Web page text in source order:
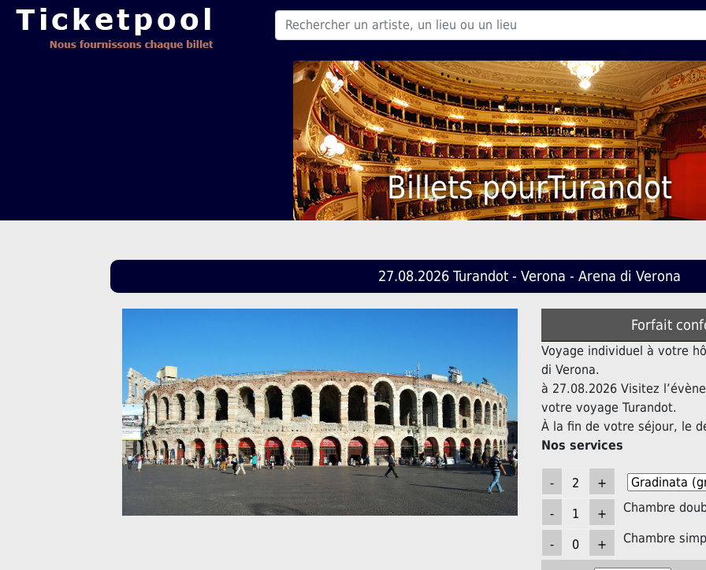
Billets pourTurandot
27.08.2026 Turandot - Verona - Arena di Verona
Forfait
Voyage individuel à votre
di Verona.
à 27.08.2026 Visitez
votre voyage Turandot.
À la fin de votre séjour, le
Nos services
Chambre
Chambre